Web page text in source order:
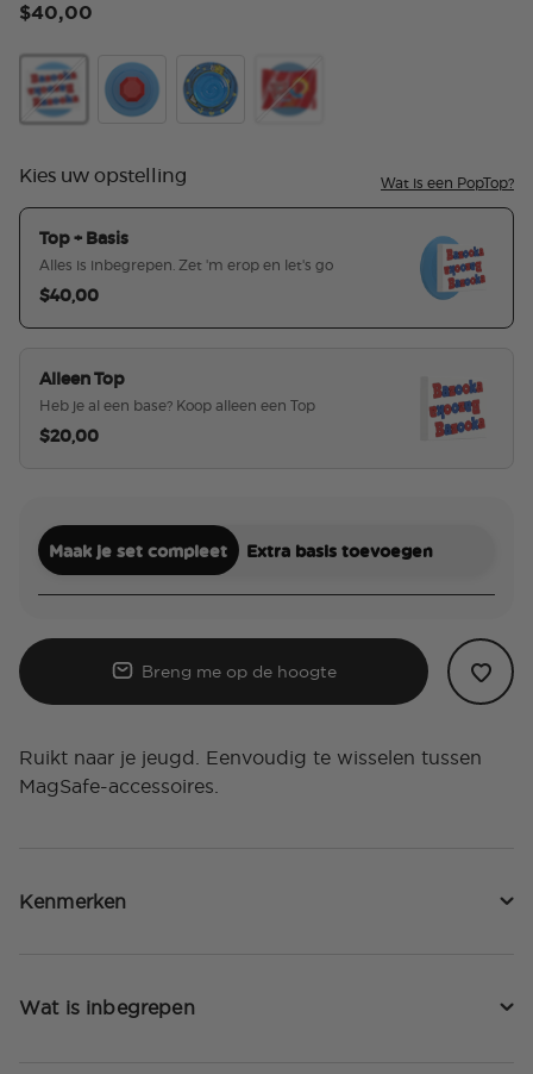
$40,00
Kies uw opstelling Wat is een PopTop?
Top + Basis
Alles is inbegrepen. Zet 'm erop en let's go
$40,00
Alleen Top
Heb je al een base? Koop alleen een Top
$20,00
Maak je set compleet Extra basis toevoegen
Breng me op de hoogte
Ruikt naar je jeugd. Eenvoudig te wisselen tussen
MagSafe-accessoires.
Kenmerken
Wat is inbegrepen